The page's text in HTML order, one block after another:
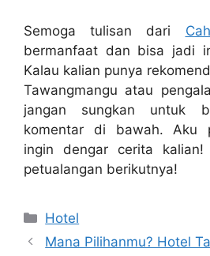
Semoga tulisan dari
bermanfaat dan bisa jadi
Kalau kalian punya
Tawangmangu atau
jangan sungkan untuk
komentar di bawah. Aku
ingin dengar cerita
petualangan berikutnya!
Kategori
Hotel
Mana Pilihanmu? Hotel